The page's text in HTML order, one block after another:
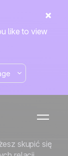
like to view
wymiaru.
skupić się